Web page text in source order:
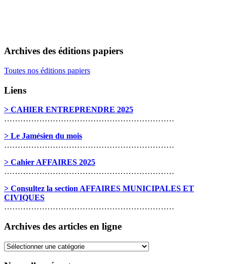
Archives des éditions papiers
Toutes nos éditions papiers
Liens
> CAHIER ENTREPRENDRE 2025
………………………………………………………
> Le Jamésien du mois
………………………………………………………
> Cahier AFFAIRES 2025
………………………………………………………
> Consultez la section AFFAIRES MUNICIPALES ET
CIVIQUES
………………………………………………………
Archives des articles en ligne
Archives